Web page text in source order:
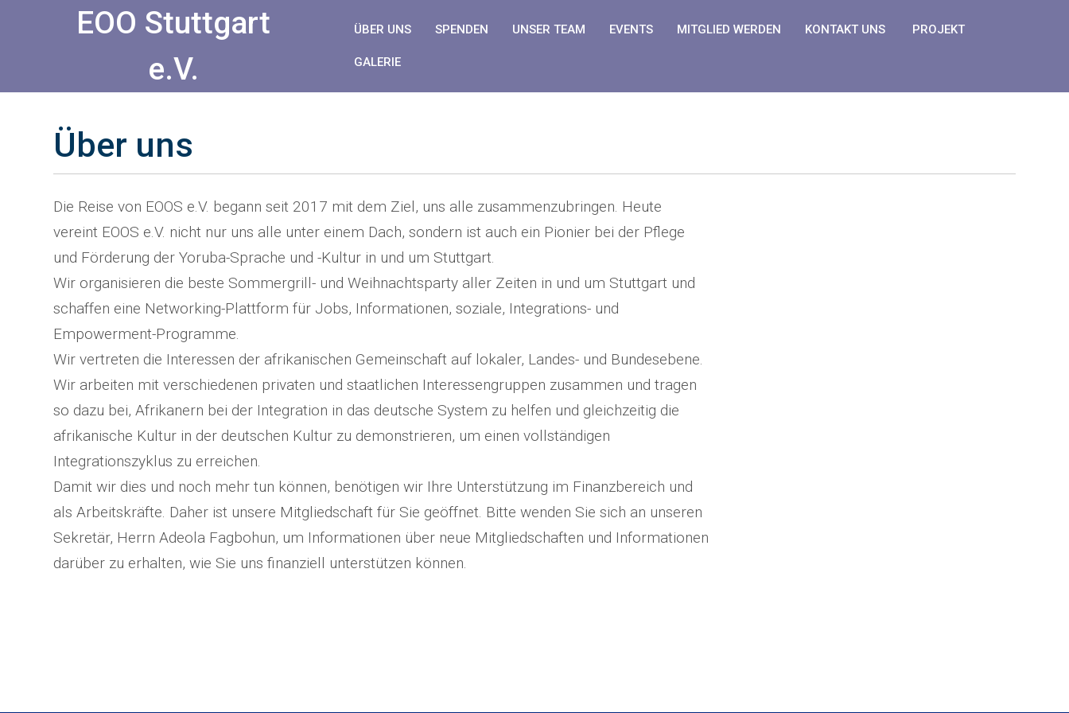
EOO Stuttgart
e.V.
ÜBER UNS SPENDEN UNSER TEAM EVENTS MITGLIED WERDEN KONTAKT UNS PROJEKT
GALERIE
Über uns
Die Reise von EOOS e.V. begann seit 2017 mit dem Ziel, uns alle zusammenzubringen. Heute
vereint EOOS e.V. nicht nur uns alle unter einem Dach, sondern ist auch ein Pionier bei der Pflege
und Förderung der Yoruba-Sprache und -Kultur in und um Stuttgart.
Wir organisieren die beste Sommergrill- und Weihnachtsparty aller Zeiten in und um Stuttgart und
schaffen eine Networking-Plattform für Jobs, Informationen, soziale, Integrations- und
Empowerment-Programme.
Wir vertreten die Interessen der afrikanischen Gemeinschaft auf lokaler, Landes- und Bundesebene.
Wir arbeiten mit verschiedenen privaten und staatlichen Interessengruppen zusammen und tragen
so dazu bei, Afrikanern bei der Integration in das deutsche System zu helfen und gleichzeitig die
afrikanische Kultur in der deutschen Kultur zu demonstrieren, um einen vollständigen
Integrationszyklus zu erreichen.
Damit wir dies und noch mehr tun können, benötigen wir Ihre Unterstützung im Finanzbereich und
als Arbeitskräfte. Daher ist unsere Mitgliedschaft für Sie geöffnet. Bitte wenden Sie sich an unseren
Sekretär, Herrn Adeola Fagbohun, um Informationen über neue Mitgliedschaften und Informationen
darüber zu erhalten, wie Sie uns finanziell unterstützen können.